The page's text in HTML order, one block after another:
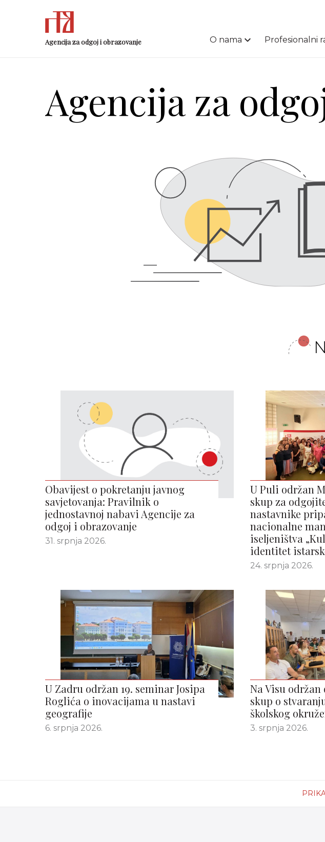
Agencija za odgoj i obrazovanje O nama Profesionalni
Agencija za
Obavijest o pokretanju javnog
savjetovanja: Pravilnik o
jednostavnoj nabavi Agencije za
odgoj i obrazovanje
31. srpnja 2026.
U Puli održan
skup za
nastavnike
nacionalne
iseljeništva
identitet
24. srpnja 2026.
U Zadru održan 19. seminar Josipa
Roglića o inovacijama u nastavi
geografije
6. srpnja 2026.
Na Visu
skup o
školskog
3. srpnja 2026.